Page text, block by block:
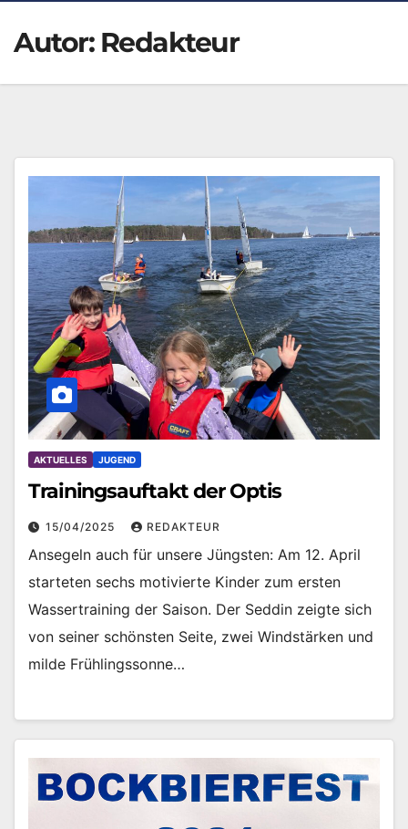
Autor: Redakteur
AKTUELLES JUGEND
Trainingsauftakt der Optis
15/04/2025 REDAKTEUR
Ansegeln auch für unsere Jüngsten: Am 12. April
starteten sechs motivierte Kinder zum ersten
Wassertraining der Saison. Der Seddin zeigte sich
von seiner schönsten Seite, zwei Windstärken und
milde Frühlingssonne…